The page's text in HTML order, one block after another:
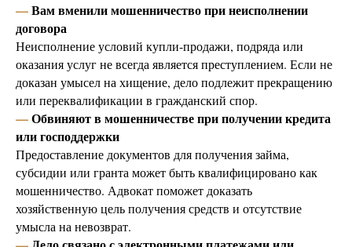
—Вам вменили мошенничество при неисполнении
договора
Неисполнение условий купли-продажи, подряда или
оказания услуг не всегда является преступлением. Если не
доказан умысел на хищение, дело подлежит прекращению
или переквалификации в гражданский спор.
—Обвиняют в мошенничестве при получении кредита
или господдержки
Предоставление документов для получения займа,
субсидии или гранта может быть квалифицировано как
мошенничество. Адвокат поможет доказать
хозяйственную цель получения средств и отсутствие
умысла на невозврат.